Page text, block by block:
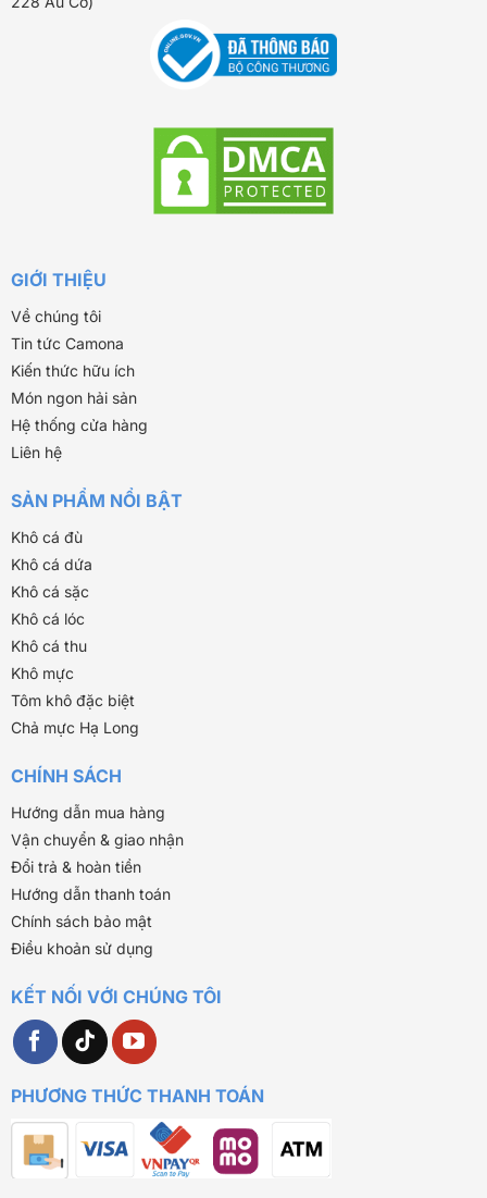
GIỚI THIỆU
Về chúng tôi
Tin tức Camona
Kiến thức hữu ích
Món ngon hải sản
Hệ thống cửa hàng
Liên hệ
SẢN PHẨM NỔI BẬT
Khô cá đù
Khô cá dứa
Khô cá sặc
Khô cá lóc
Khô cá thu
Khô mực
Tôm khô đặc biệt
Chả mực Hạ Long
CHÍNH SÁCH
Hướng dẫn mua hàng
Vận chuyển & giao nhận
Đổi trả & hoàn tiền
Hướng dẫn thanh toán
Chính sách bảo mật
Điều khoản sử dụng
KẾT NỐI VỚI CHÚNG TÔI
PHƯƠNG THỨC THANH TOÁN